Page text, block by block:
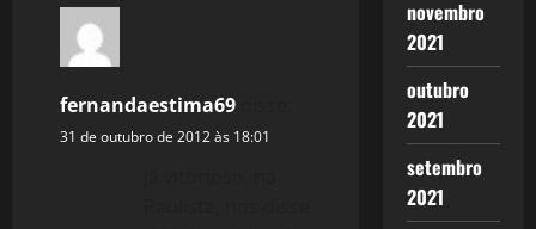
fernandaestima69
31 de outubro de 2012 às 18:01
novembro
2021
outubro
2021
setembro
2021